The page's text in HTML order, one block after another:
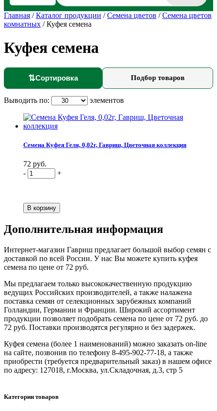
Главная /Каталог продукции /Семена цветов /Семена цветов
комнатных /Куфея семена
Куфея семена
⇅Сортировка Подбор товаров
Выводить по: элементов
Семена Куфея Геля, 0,02г, Гавриш, Цветочная коллекция
72 руб.
-
+
Дополнительная информация
Интернет-магазин Гавриш предлагает большой выбор семян с
доставкой по всей России. У нас Вы можете купить куфея
семена по цене от 72 руб.
Мы предлагаем только высококачественную продукцию
ведущих Российских производителей, а также налажена
поставка семян от селекционных зарубежных компаний
Голландии, Германии и Франции. Широкий ассортимент
продукции позволяет подобрать семена по цене от 72 руб. до
72 руб. Поставки производятся регулярно и без задержек.
Куфея семена (более 1 наименований) можно заказать on-line
на сайте, позвонив по телефону 8-495-902-77-18, а также
приобрести (требуется предварительный заказ) в нашем офисе
по адресу: 127018, г.Москва, ул.Складочная, д.3, стр 5
Категории товаров